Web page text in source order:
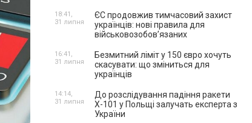
ЄС продовжив тимчасовий захист
українців: нові правила для
військовозобов’язаних
18:41,
31 липня
Безмитний ліміт у 150 євро хочуть
скасувати: що зміниться для
українців
16:41,
31 липня
До розслідування падіння ракети
Х-101 у Польщі залучать експерта з
України
14:14,
31 липня